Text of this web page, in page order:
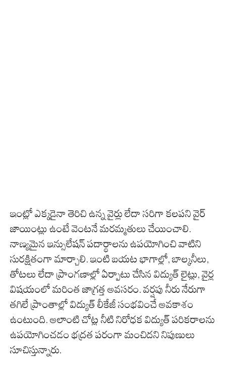
ఇంట్లో ఎక్కడైనా తెరిచి ఉన్న వైర్లు లేదా సరిగా కలపని వైర్
జాయింట్లు ఉంటే వెంటనే మరమ్మతులు చేయించాలి.
నాణ్యమైన ఇన్సులేషన్ పదార్థాలను ఉపయోగించి వాటిని
సురక్షితంగా మార్చాలి. ఇంటి బయట భాగాల్లో, బాల్కనీలు,
తోటలు లేదా ప్రాంగణాల్లో ఏర్పాటు చేసిన విద్యుత్ లైట్లు, వైర్ల
విషయంలో మరింత జాగ్రత్త అవసరం. వర్షపు నీరు నేరుగా
తగిలే ప్రాంతాల్లో విద్యుత్ లీకేజీ సంభవించే అవకాశం
ఉంటుంది. అలాంటి చోట్ల నీటి నిరోధక విద్యుత్ పరికరాలను
ఉపయోగించడం భద్రత పరంగా మంచిదని నిపుణులు
సూచిస్తున్నారు.